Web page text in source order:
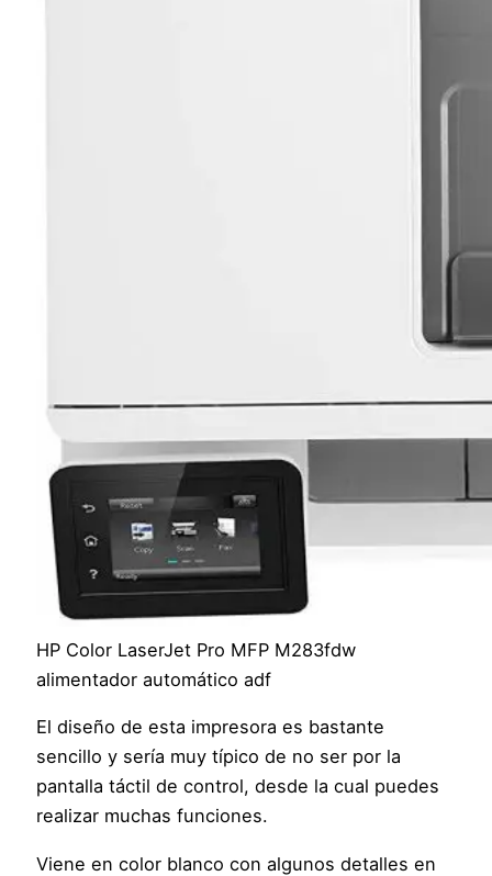
HP Color LaserJet Pro MFP M283fdw
alimentador automático adf
El diseño de esta impresora es bastante
sencillo y sería muy típico de no ser por la
pantalla táctil de control, desde la cual puedes
realizar muchas funciones.
Viene en color blanco con algunos detalles en